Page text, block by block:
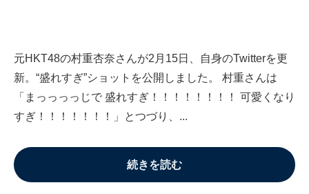
元HKT48の村重杏奈さんが2月15日、自身のTwitterを更
新。“盛れすぎ”ショットを公開しました。 村重さんは
「まっっっっじで 盛れすぎ！！！！！！！！ 可愛くなり
すぎ！！！！！！！」とつづり、...
続きを読む